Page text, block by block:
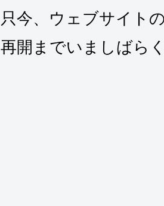
只今、ウェブサイト
再開までいましばら